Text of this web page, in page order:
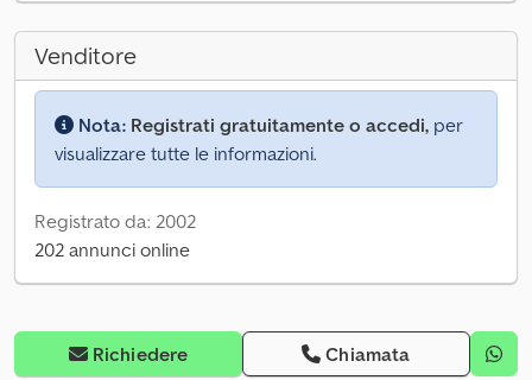
Venditore
Nota: Registrati gratuitamente o accedi, per
visualizzare tutte le informazioni.
Registrato da: 2002
202 annunci online
Richiedere Chiamata